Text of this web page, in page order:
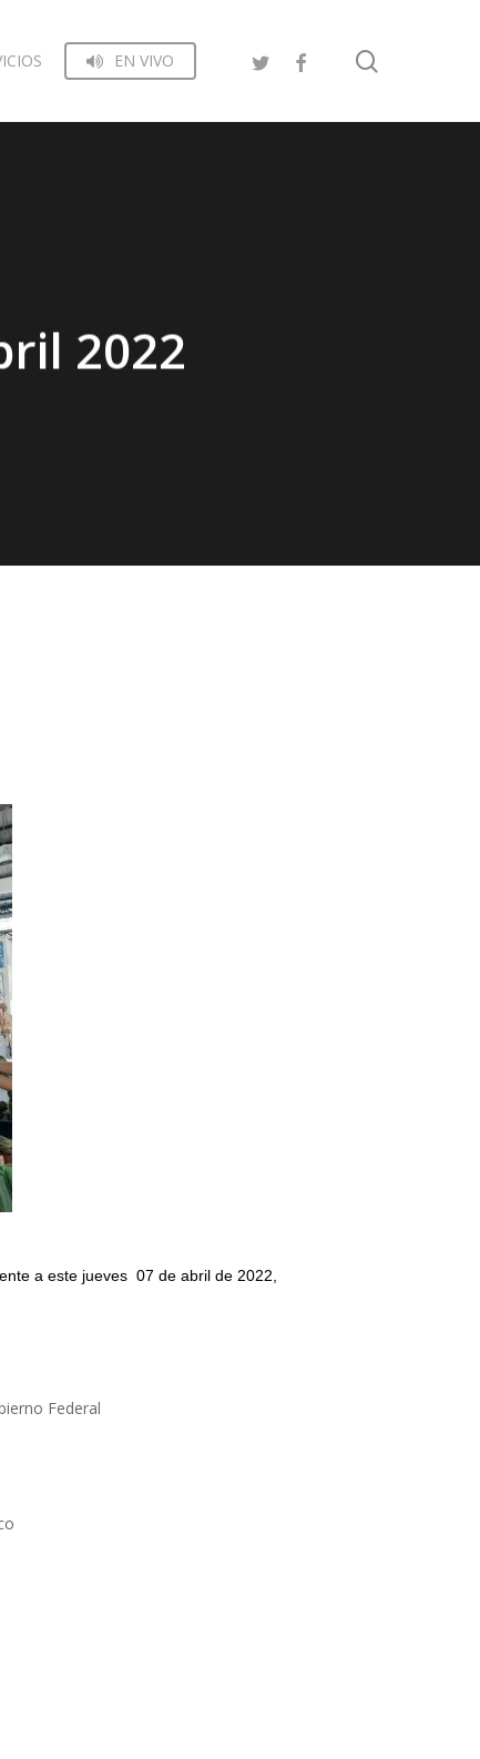
EN VIVO
2022
a este jueves 07 de abril de 2022,
Federal